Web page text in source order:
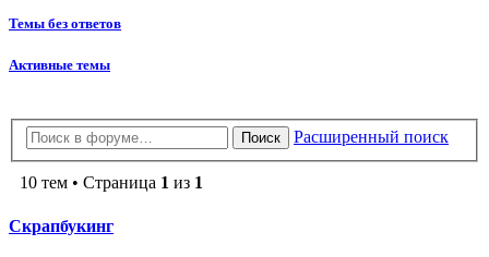
Темы без ответов
Активные темы
Поиск Расширенный поиск
10 тем • Страница 1 из 1
Скрапбукинг